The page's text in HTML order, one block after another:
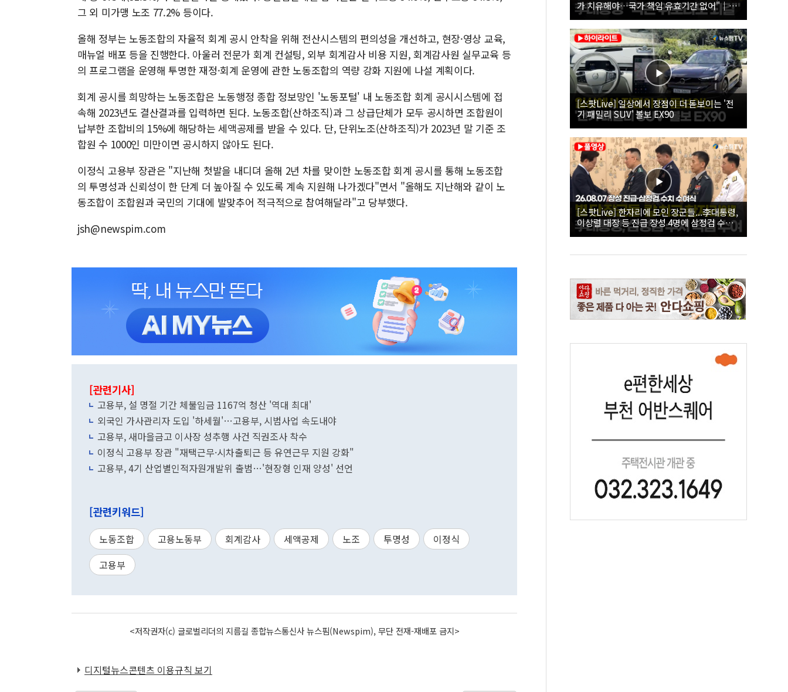
그 외 미가맹 노조 77.2% 등이다.
올해 정부는 노동조합의 자율적 회계 공시 안착을 위해 전산시스템의 편의성을 개선하고, 현장·영상 교육,
매뉴얼 배포 등을 진행한다. 아울러 전문가 회계 컨설팅, 외부 회계감사 비용 지원, 회계감사원 실무교육 등
의 프로그램을 운영해 투명한 재정·회계 운영에 관한 노동조합의 역량 강화 지원에 나설 계획이다.
회계 공시를 희망하는 노동조합은 노동행정 종합 정보망인 '노동포털' 내 노동조합 회계 공시시스템에 접
속해 2023년도 결산결과를 입력하면 된다. 노동조합(산하조직)과 그 상급단체가 모두 공시하면 조합원이
납부한 조합비의 15%에 해당하는 세액공제를 받을 수 있다. 단, 단위노조(산하조직)가 2023년 말 기준 조
합원 수 1000인 미만이면 공시하지 않아도 된다.
이정식 고용부 장관은 "지난해 첫발을 내디뎌 올해 2년 차를 맞이한 노동조합 회계 공시를 통해 노동조합
의 투명성과 신뢰성이 한 단계 더 높아질 수 있도록 계속 지원해 나가겠다"면서 "올해도 지난해와 같이 노
동조합이 조합원과 국민의 기대에 발맞추어 적극적으로 참여해달라"고 당부했다.
jsh@newspim.com
[관련기사]
고용부, 설 명절 기간 체불임금 1167억 청산 '역대 최대'
외국인 가사관리자 도입 '하세월'…고용부, 시범사업 속도내야
고용부, 새마을금고 이사장 성추행 사건 직권조사 착수
이정식 고용부 장관 "재택근무·시차출퇴근 등 유연근무 지원 강화"
고용부, 4기 산업별인적자원개발위 출범…'현장형 인재 양성' 선언
[관련키워드]
노동조합 고용노동부 회계감사 세액공제 노조 투명성
이정식
고용부
<저작권자(c) 글로벌리더의 지름길 종합뉴스통신사 뉴스핌(Newspim), 무단 전재-재배포 금지>
디지털뉴스콘텐츠 이용규칙 보기
가 치유해야…국가 책임 유효기간 없어"｜
26.08.07 국가폭력 피해자 위로 오찬
[스팟Live] 일상에서 장점이 더 돋보이는 '전
기 패밀리 SUV' 볼보 EX90
[스팟Live] 한자리에 모인 장군들...李대통령,
이상렬 대장 등 진급 장성 4명에 삼정검 수치
직접 수여｜26.08.07 장성 진급·삼정검 수치